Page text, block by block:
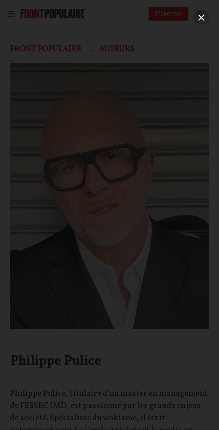
S'abonner
FRONT POPULAIRE AUTEURS
Philippe Pulice
Philippe Pulice, titulaire d’un master en management
de l’ESSEC IMD, est passionné par les grands enjeux
de société. Spécialiste du wokisme, il écrit